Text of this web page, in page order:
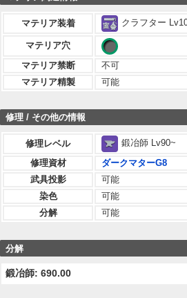
マテリア装着 クラフター
マテリア穴
マテリア禁断
不可
マテリア精製
可能
修理 / その他の情報
修理レベル
鍛冶師 Lv90~
修理資材
ダークマターG8
武具投影
可能
染色
可能
分解
可能
分解
鍛冶師: 690.00